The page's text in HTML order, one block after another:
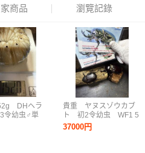
商品 瀏覽記錄
DHヘラ
令幼虫♂単
オオカブ
hibiscus
貴重 ヤヌスゾウカブ
ト 初2令幼虫 WF1 5
匹セット ヤヌス ア
ルゼンチヌム
37000円